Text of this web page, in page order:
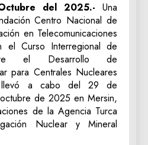
del 2025.- Una
Centro Nacional de
en Telecomunicaciones
el Curso Interregional de
el Desarrollo de
para Centrales Nucleares
a cabo del 29 de
de 2025 en Mersin,
de la Agencia Turca
Nuclear y Mineral